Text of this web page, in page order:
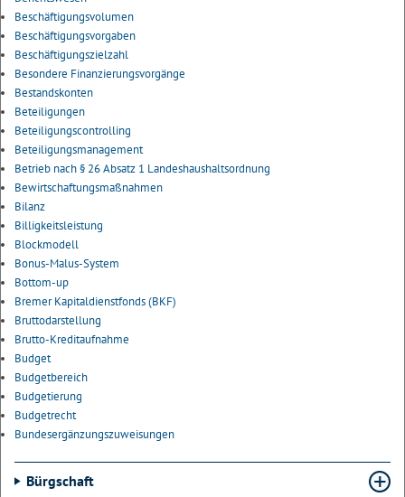
Beschäftigungsvolumen
Beschäftigungsvorgaben
Beschäftigungszielzahl
Besondere Finanzierungsvorgänge
Bestandskonten
Beteiligungen
Beteiligungscontrolling
Beteiligungsmanagement
Betrieb nach § 26 Absatz 1 Landeshaushaltsordnung
Bewirtschaftungsmaßnahmen
Bilanz
Billigkeitsleistung
Blockmodell
Bonus-Malus-System
Bottom-up
Bremer Kapitaldienstfonds (BKF)
Bruttodarstellung
Brutto-Kreditaufnahme
Budget
Budgetbereich
Budgetierung
Budgetrecht
Bundesergänzungszuweisungen
Bürgschaft